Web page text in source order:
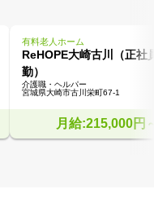
有料老人ホーム
ReHOPE大崎古川（正社
勤）
介護職・ヘルパー
宮城県大崎市古川栄町67-1
月給:215,000円